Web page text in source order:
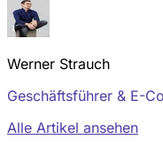
Werner Strauch
Geschäftsführer & E-
Alle Artikel ansehen